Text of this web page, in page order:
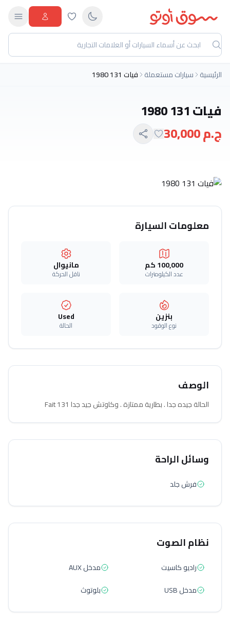
الرئيسية سيارات مستعملة فيات 131 1980
فيات 131 1980
ج.م 30,000
معلومات السيارة
100,000 كم
عدد الكيلومترات
مانيوال
ناقل الحركة
بنزين
نوع الوقود
Used
الحالة
الوصف
الحالة جيده جدا . بطارية ممتازة . وكاوتش جيد جدا Fait 131
وسائل الراحة
فرش جلد
نظام الصوت
راديو كاسيت
مدخل AUX
مدخل USB
بلوتوث